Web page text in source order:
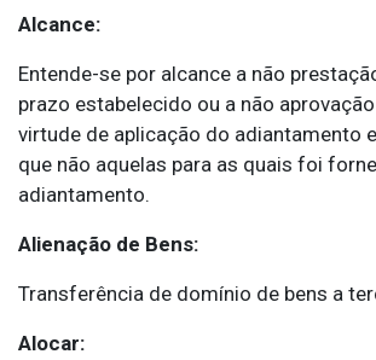
Alcance:
Entende-se por alcance a não
prazo estabelecido ou a não
virtude de aplicação do adiantamento
que não aquelas para as quais foi
adiantamento.
Alienação de Bens:
Transferência de domínio de bens a
Alocar: